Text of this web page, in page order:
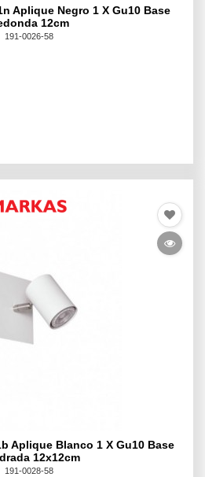
Aplique Negro 1 X Gu10 Base
12cm
191-0026-58
Aplique Blanco 1 X Gu10 Base
12x12cm
191-0028-58